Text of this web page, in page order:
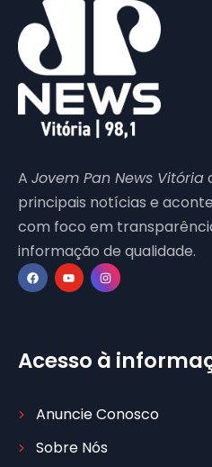
A Jovem Pan News Vitória
principais notícias e
com foco em
informação de qualidade.
Acesso à
Anuncie Conosco
Sobre Nós